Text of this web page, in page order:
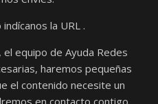
la URL .
equipo de Ayuda Redes
haremos pequeñas
el contenido necesite un